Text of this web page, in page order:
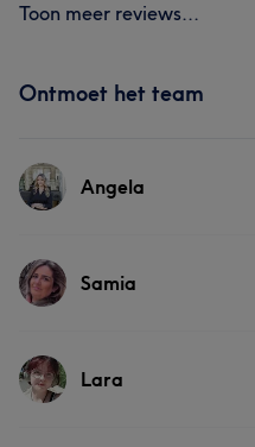
Toon meer reviews...
Ontmoet het team
Angela
Behandelingen
Samia
Behandelingen
Lara